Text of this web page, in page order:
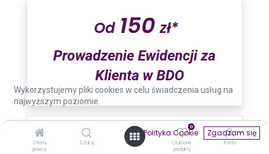
Strona
główna
Szukaj
0
Ulubione
produkty
Konto
Wykorzystujemy pliki cookies w celu świadczenia usług na
najwyższym poziomie.
Polityka Cookie Zgadzam się